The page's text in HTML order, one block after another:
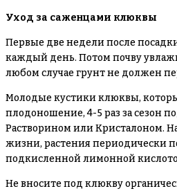
Уход за саженцами клюквы
Первые две недели после
каждый день. Потом почву
любом случае грунт не должен
Молодые кустики клюквы,
плодоношение, 4-5 раз за сезон
Растворином или Кристалоном.
жизни, растения периодически
подкисленной лимонной
Не вносите под клюкву